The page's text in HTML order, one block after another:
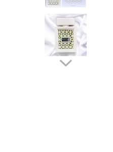
Parfumuri Florale
Parfumuri Fructate
Parfumuri Lemnoase